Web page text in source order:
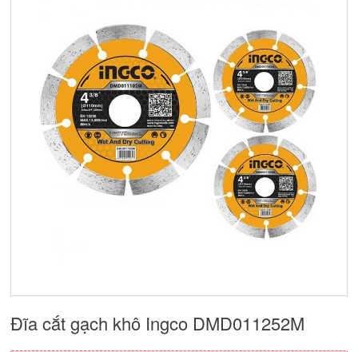
Đĩa cắt gạch khô Ingco DMD011252M